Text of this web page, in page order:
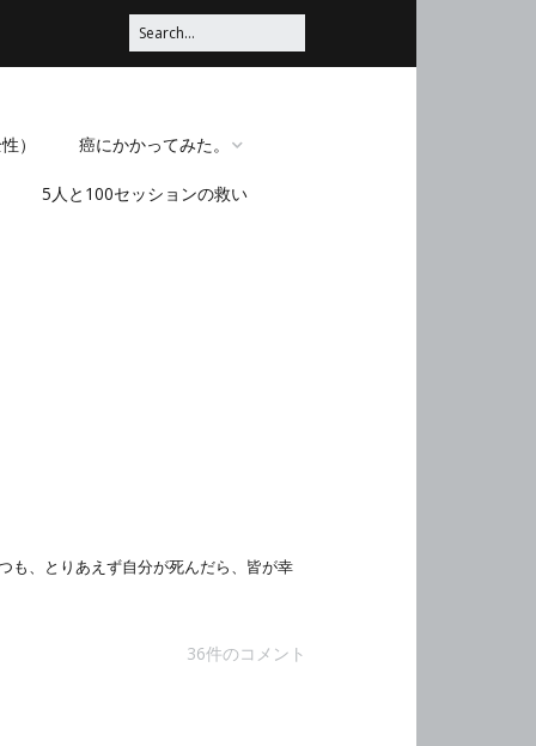
） 癌にかかってみた。
脳みそほじくられてみ
5人と100セッションの救い
も、とりあえず自分が死んだら、皆が幸
36件のコメント